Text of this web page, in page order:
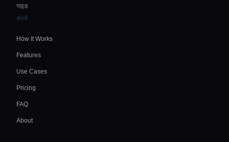
गाइड
कंपनी
How It Works
Features
Use Cases
Pricing
FAQ
About